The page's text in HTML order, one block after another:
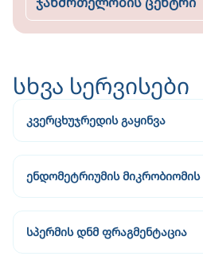
სხვა სერვისები
კვერცხუჯრედის გაყინვა
ენდომეტრიუმის მიკრობიომის
სპერმის დნმ ფრაგმენტაცია